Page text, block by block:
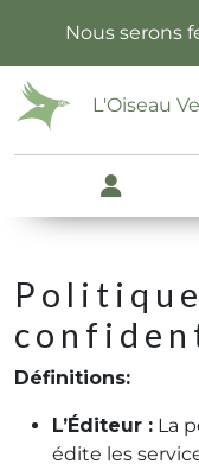
Nous serons
L'Oiseau
Définitions:
L’Éditeur : La
édite les